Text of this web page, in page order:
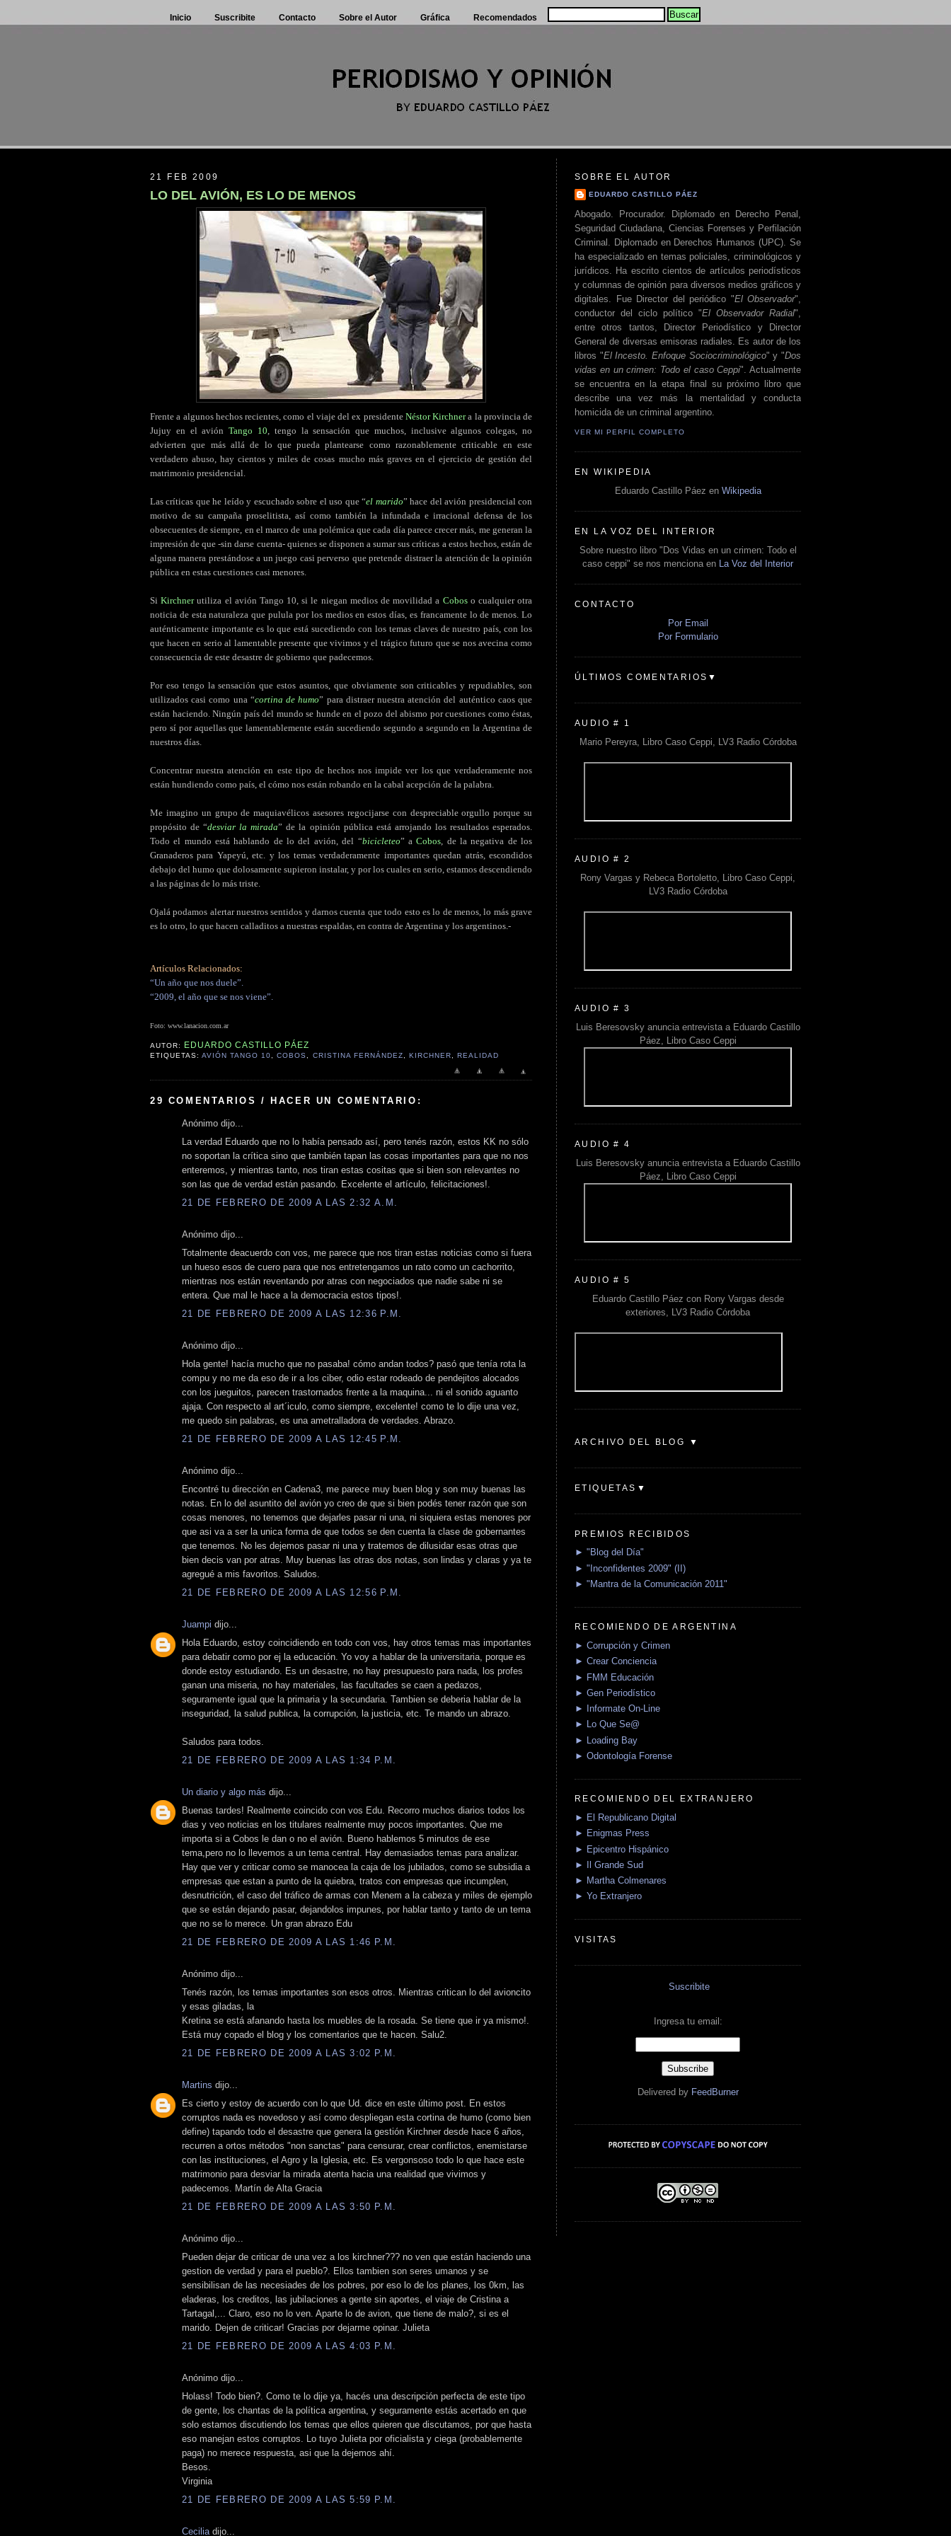
Inicio Suscribite Contacto Sobre el Autor Gráfica Recomendados
21 FEB 2009
LO DEL AVIÓN, ES LO DE MENOS
Frente a algunos hechos recientes, como el viaje del ex presidente Néstor Kirchner a la provincia de
Jujuy en el avión Tango 10, tengo la sensación que muchos, inclusive algunos colegas, no
advierten que más allá de lo que pueda plantearse como razonablemente criticable en este
verdadero abuso, hay cientos y miles de cosas mucho más graves en el ejercicio de gestión del
matrimonio presidencial.
Las críticas que he leído y escuchado sobre el uso que “el marido” hace del avión presidencial con
motivo de su campaña proselitista, así como también la infundada e irracional defensa de los
obsecuentes de siempre, en el marco de una polémica que cada día parece crecer más, me generan la
impresión de que -sin darse cuenta- quienes se disponen a sumar sus críticas a estos hechos, están de
alguna manera prestándose a un juego casi perverso que pretende distraer la atención de la opinión
pública en estas cuestiones casi menores.
Si Kirchner utiliza el avión Tango 10, si le niegan medios de movilidad a Cobos o cualquier otra
noticia de esta naturaleza que pulula por los medios en estos días, es francamente lo de menos. Lo
auténticamente importante es lo que está sucediendo con los temas claves de nuestro país, con los
que hacen en serio al lamentable presente que vivimos y el trágico futuro que se nos avecina como
consecuencia de este desastre de gobierno que padecemos.
Por eso tengo la sensación que estos asuntos, que obviamente son criticables y repudiables, son
utilizados casi como una “cortina de humo” para distraer nuestra atención del auténtico caos que
están haciendo. Ningún país del mundo se hunde en el pozo del abismo por cuestiones como éstas,
pero sí por aquellas que lamentablemente están sucediendo segundo a segundo en la Argentina de
nuestros días.
Concentrar nuestra atención en este tipo de hechos nos impide ver los que verdaderamente nos
están hundiendo como país, el cómo nos están robando en la cabal acepción de la palabra.
Me imagino un grupo de maquiavélicos asesores regocijarse con despreciable orgullo porque su
propósito de “desviar la mirada” de la opinión pública está arrojando los resultados esperados.
Todo el mundo está hablando de lo del avión, del “bicicleteo” a Cobos, de la negativa de los
Granaderos para Yapeyú, etc. y los temas verdaderamente importantes quedan atrás, escondidos
debajo del humo que dolosamente supieron instalar, y por los cuales en serio, estamos descendiendo
a las páginas de lo más triste.
Ojalá podamos alertar nuestros sentidos y darnos cuenta que todo esto es lo de menos, lo más grave
es lo otro, lo que hacen calladitos a nuestras espaldas, en contra de Argentina y los argentinos.-
Artículos Relacionados:
“Un año que nos duele”.
“2009, el año que se nos viene”.
Foto: www.lanacion.com.ar
AUTOR: EDUARDO CASTILLO PÁEZ
ETIQUETAS:AVIÓN TANGO 10 ,COBOS CRISTINA FERNÁNDEZ KIRCHNER REALIDAD
29 COMENTARIOS / HACER UN COMENTARIO:
Anónimo dijo...
La verdad Eduardo que no lo había pensado así, pero tenés razón, estos KK no sólo
no soportan la crítica sino que también tapan las cosas importantes para que no nos
enteremos, y mientras tanto, nos tiran estas cositas que si bien son relevantes no
son las que de verdad están pasando. Excelente el artículo, felicitaciones!.
21 DE FEBRERO DE 2009 A LAS 2:32 A.M.
Anónimo dijo...
Totalmente deacuerdo con vos, me parece que nos tiran estas noticias como si fuera
un hueso esos de cuero para que nos entretengamos un rato como un cachorrito,
mientras nos están reventando por atras con negociados que nadie sabe ni se
entera. Que mal le hace a la democracia estos tipos!.
21 DE FEBRERO DE 2009 A LAS 12:36 P.M.
Anónimo dijo...
Hola gente! hacía mucho que no pasaba! cómo andan todos? pasó que tenía rota la
compu y no me da eso de ir a los ciber, odio estar rodeado de pendejitos alocados
con los jueguitos, parecen trastornados frente a la maquina... ni el sonido aguanto
ajaja. Con respecto al art´iculo, como siempre, excelente! como te lo dije una vez,
me quedo sin palabras, es una ametralladora de verdades. Abrazo.
21 DE FEBRERO DE 2009 A LAS 12:45 P.M.
Anónimo dijo...
Encontré tu dirección en Cadena3, me parece muy buen blog y son muy buenas las
notas. En lo del asuntito del avión yo creo de que si bien podés tener razón que son
cosas menores, no tenemos que dejarles pasar ni una, ni siquiera estas menores por
que asi va a ser la unica forma de que todos se den cuenta la clase de gobernantes
que tenemos. No les dejemos pasar ni una y tratemos de dilusidar esas otras que
bien decis van por atras. Muy buenas las otras dos notas, son lindas y claras y ya te
agregué a mis favoritos. Saludos.
21 DE FEBRERO DE 2009 A LAS 12:56 P.M.
Juampi dijo...
Hola Eduardo, estoy coincidiendo en todo con vos, hay otros temas mas importantes
para debatir como por ej la educación. Yo voy a hablar de la universitaria, porque es
donde estoy estudiando. Es un desastre, no hay presupuesto para nada, los profes
ganan una miseria, no hay materiales, las facultades se caen a pedazos,
seguramente igual que la primaria y la secundaria. Tambien se deberia hablar de la
inseguridad, la salud publica, la corrupción, la justicia, etc. Te mando un abrazo.
Saludos para todos.
21 DE FEBRERO DE 2009 A LAS 1:34 P.M.
Un diario y algo más dijo...
Buenas tardes! Realmente coincido con vos Edu. Recorro muchos diarios todos los
dias y veo noticias en los titulares realmente muy pocos importantes. Que me
importa si a Cobos le dan o no el avión. Bueno hablemos 5 minutos de ese
tema,pero no lo llevemos a un tema central. Hay demasiados temas para analizar.
Hay que ver y criticar como se manocea la caja de los jubilados, como se subsidia a
empresas que estan a punto de la quiebra, tratos con empresas que incumplen,
desnutrición, el caso del tráfico de armas con Menem a la cabeza y miles de ejemplo
que se están dejando pasar, dejandolos impunes, por hablar tanto y tanto de un tema
que no se lo merece. Un gran abrazo Edu
21 DE FEBRERO DE 2009 A LAS 1:46 P.M.
Anónimo dijo...
Tenés razón, los temas importantes son esos otros. Mientras critican lo del avioncito
y esas giladas, la
Kretina se está afanando hasta los muebles de la rosada. Se tiene que ir ya mismo!.
Está muy copado el blog y los comentarios que te hacen. Salu2.
21 DE FEBRERO DE 2009 A LAS 3:02 P.M.
Martins dijo...
Es cierto y estoy de acuerdo con lo que Ud. dice en este último post. En estos
corruptos nada es novedoso y así como despliegan esta cortina de humo (como bien
define) tapando todo el desastre que genera la gestión Kirchner desde hace 6 años,
recurren a ortos métodos "non sanctas" para censurar, crear conflictos, enemistarse
con las instituciones, el Agro y la Iglesia, etc. Es vergonsoso todo lo que hace este
matrimonio para desviar la mirada atenta hacia una realidad que vivimos y
padecemos. Martín de Alta Gracia
21 DE FEBRERO DE 2009 A LAS 3:50 P.M.
Anónimo dijo...
Pueden dejar de criticar de una vez a los kirchner??? no ven que están haciendo una
gestion de verdad y para el pueblo?. Ellos tambien son seres umanos y se
sensibilisan de las necesiades de los pobres, por eso lo de los planes, los 0km, las
eladeras, los creditos, las jubilaciones a gente sin aportes, el viaje de Cristina a
Tartagal,... Claro, eso no lo ven. Aparte lo de avion, que tiene de malo?, si es el
marido. Dejen de criticar! Gracias por dejarme opinar. Julieta
21 DE FEBRERO DE 2009 A LAS 4:03 P.M.
Anónimo dijo...
Holass! Todo bien?. Como te lo dije ya, hacés una descripción perfecta de este tipo
de gente, los chantas de la política argentina, y seguramente estás acertado en que
solo estamos discutiendo los temas que ellos quieren que discutamos, por que hasta
eso manejan estos corruptos. Lo tuyo Julieta por oficialista y ciega (probablemente
paga) no merece respuesta, asi que la dejemos ahí.
Besos.
Virginia
21 DE FEBRERO DE 2009 A LAS 5:59 P.M.
Cecilia dijo...
SOBRE EL AUTOR
EDUARDO CASTILLO PÁEZ
Abogado. Procurador. Diplomado en Derecho Penal,
Seguridad Ciudadana, Ciencias Forenses y Perfilación
Criminal. Diplomado en Derechos Humanos (UPC). Se
ha especializado en temas policiales, criminológicos y
jurídicos. Ha escrito cientos de artículos periodísticos
y columnas de opinión para diversos medios gráficos y
digitales. Fue Director del periódico "El Observador",
conductor del ciclo político "El Observador Radial",
entre otros tantos, Director Periodístico y Director
General de diversas emisoras radiales. Es autor de los
libros "El Incesto. Enfoque Sociocriminológico" y "Dos
vidas en un crimen: Todo el caso Ceppi". Actualmente
se encuentra en la etapa final su próximo libro que
describe una vez más la mentalidad y conducta
homicida de un criminal argentino.
VER MI PERFIL COMPLETO
EN WIKIPEDIA
Eduardo Castillo Páez en Wikipedia
EN LA VOZ DEL INTERIOR
Sobre nuestro libro "Dos Vidas en un crimen: Todo el
caso ceppi" se nos menciona en
La Voz del Interior
CONTACTO
Por Email
Por Formulario
ÚLTIMOS COMENTARIOS▼
AUDIO # 1
Mario Pereyra, Libro Caso Ceppi, LV3 Radio Córdoba
AUDIO # 2
Rony Vargas y Rebeca Bortoletto, Libro Caso Ceppi,
LV3 Radio Córdoba
AUDIO # 3
Luis Beresovsky anuncia entrevista a Eduardo Castillo
Páez, Libro Caso Ceppi
AUDIO # 4
Luis Beresovsky anuncia entrevista a Eduardo Castillo
Páez, Libro Caso Ceppi
AUDIO # 5
Eduardo Castillo Páez con Rony Vargas desde
exteriores, LV3 Radio Córdoba
ARCHIVO DEL BLOG ▼
ETIQUETAS▼
PREMIOS RECIBIDOS
► "Blog del Día"
► "Inconfidentes 2009" (II)
► "Mantra de la Comunicación 2011"
RECOMIENDO DE ARGENTINA
► Corrupción y Crimen
► Crear Conciencia
► FMM Educación
► Gen Periodístico
► Informate On-Line
► Lo Que Se@
► Loading Bay
► Odontología Forense
RECOMIENDO DEL EXTRANJERO
► El Republicano Digital
► Enigmas Press
► Epicentro Hispánico
► Il Grande Sud
► Martha Colmenares
► Yo Extranjero
VISITAS
Suscribite
Ingresa tu email:
Delivered by FeedBurner